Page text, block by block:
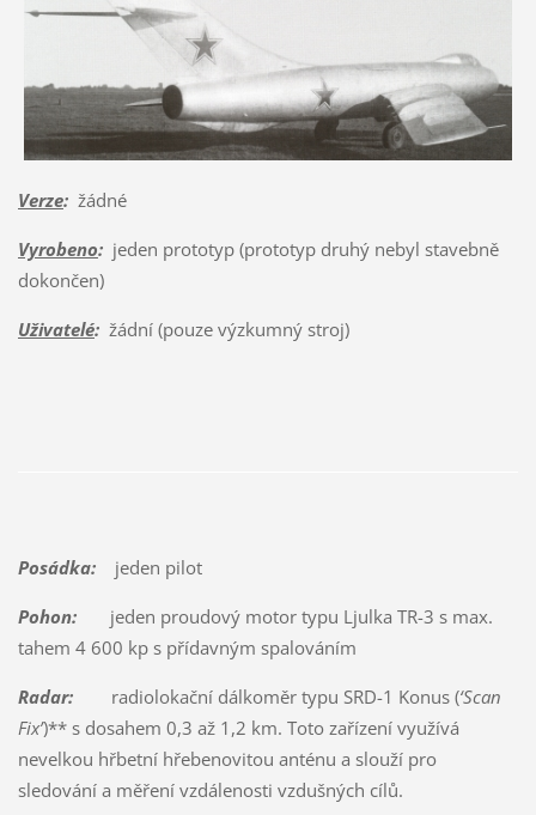
Verze:žádné
Vyrobeno:jeden prototyp (prototyp druhý nebyl stavebně
dokončen)
Uživatelé:žádní (pouze výzkumný stroj)
Posádka:jeden pilot
Pohon:jeden proudový motor typu Ljulka TR-3 s max.
tahem 4 600 kp s přídavným spalováním
Radar:radiolokační dálkoměr typu SRD-1 Konus (‘Scan
Fix’)** s dosahem 0,3 až 1,2 km. Toto zařízení využívá
nevelkou hřbetní hřebenovitou anténu a slouží pro
sledování a měření vzdálenosti vzdušných cílů.